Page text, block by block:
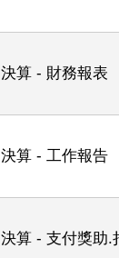
決算 - 財務報表
決算 - 工作報告
決算 - 支付獎助.